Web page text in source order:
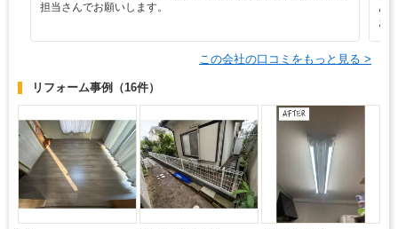
担当さんでお願いします。
あ
お
この会社の口コミをもっと見る >
リフォーム事例 （16件）